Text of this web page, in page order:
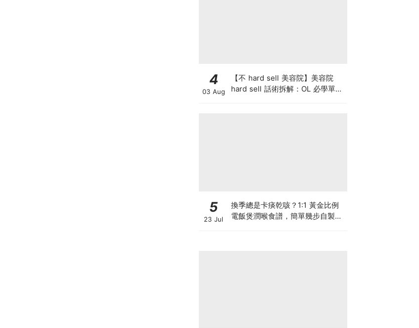
4
03 Aug
【不 hard sell 美容院】美容院
hard sell 話術拆解：OL 必學單次
5
23 Jul
換季總是卡痰乾咳？1:1 黃金比例
電飯煲潤喉食譜，簡單幾步自製天